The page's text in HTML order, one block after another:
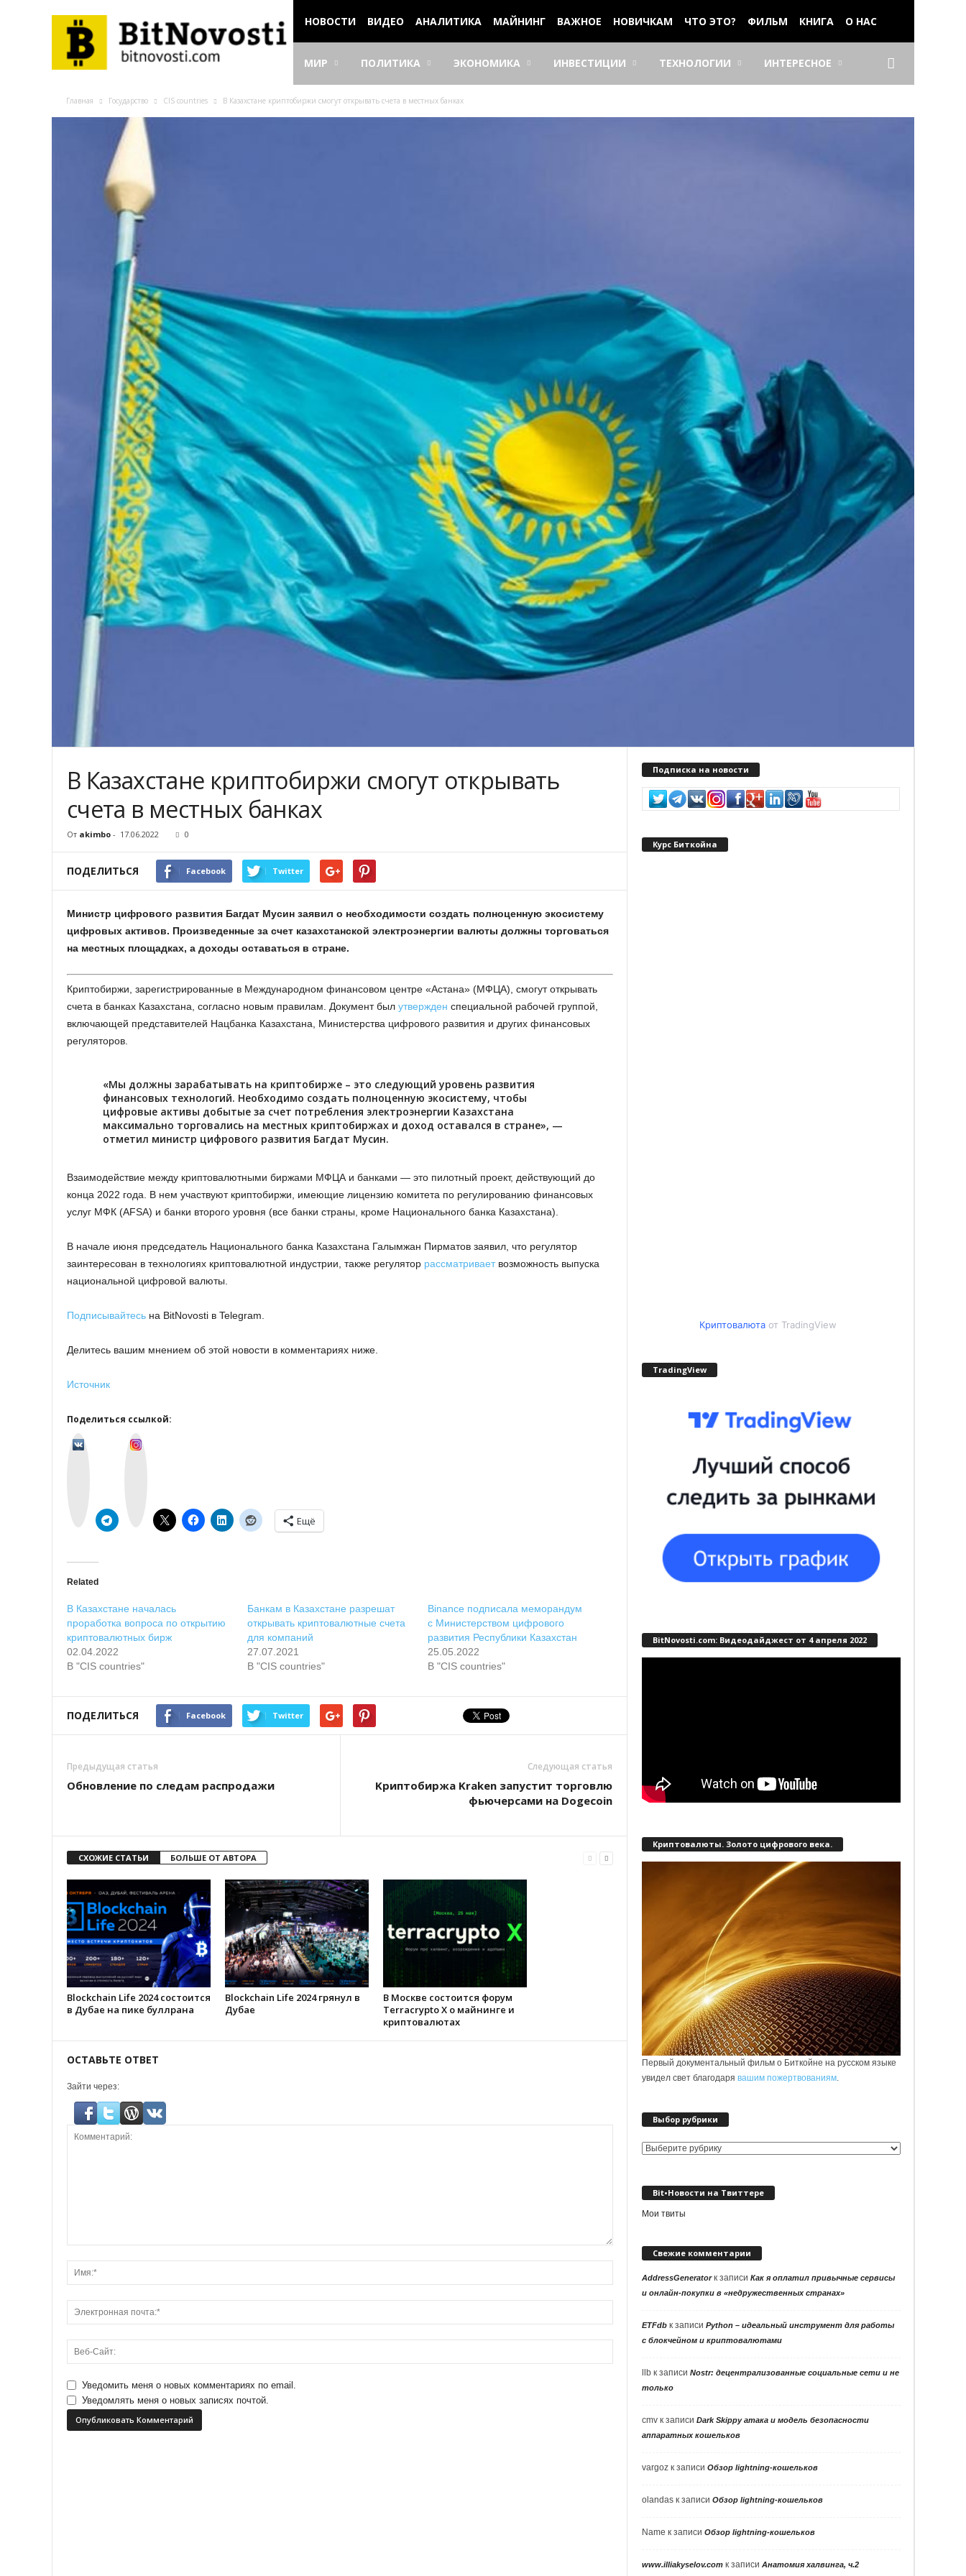
НОВОСТИ ВИДЕО АНАЛИТИКА МАЙНИНГ ВАЖНОЕ НОВИЧКАМ ЧТО ЭТО? ФИЛЬМ КНИГА О НАС
МИР ПОЛИТИКА ЭКОНОМИКА ИНВЕСТИЦИИ ТЕХНОЛОГИИ ИНТЕРЕСНОЕ
Главная Государство CIS countries В Казахстане криптобиржи смогут открывать счета в местных банках
В Казахстане криптобиржи смогут открывать
счета в местных банках
От akimbo - 17.06.2022 0
ПОДЕЛИТЬСЯ Facebook Twitter
Министр цифрового развития Багдат Мусин заявил о необходимости создать полноценную экосистему
цифровых активов. Произведенные за счет казахстанской электроэнергии валюты должны торговаться
на местных площадках, а доходы оставаться в стране.
Криптобиржи, зарегистрированные в Международном финансовом центре «Астана» (МФЦА), смогут открывать
счета в банках Казахстана, согласно новым правилам. Документ был утвержден специальной рабочей группой,
включающей представителей Нацбанка Казахстана, Министерства цифрового развития и других финансовых
регуляторов.
«Мы должны зарабатывать на криптобирже – это следующий уровень развития
финансовых технологий. Необходимо создать полноценную экосистему, чтобы
цифровые активы добытые за счет потребления электроэнергии Казахстана
максимально торговались на местных криптобиржах и доход оставался в стране», —
отметил министр цифрового развития Багдат Мусин.
Взаимодействие между криптовалютными биржами МФЦА и банками — это пилотный проект, действующий до
конца 2022 года. В нем участвуют криптобиржи, имеющие лицензию комитета по регулированию финансовых
услуг МФК (AFSA) и банки второго уровня (все банки страны, кроме Национального банка Казахстана).
В начале июня председатель Национального банка Казахстана Галымжан Пирматов заявил, что регулятор
заинтересован в технологиях криптовалютной индустрии, также регулятор рассматриваетвозможность выпуска
национальной цифровой валюты.
Подписывайтесь на BitNovosti в Telegram.
Делитесь вашим мнением об этой новости в комментариях ниже.
Источник
Поделиться ссылкой:
Ещё
Related
В Казахстане началась
проработка вопроса по открытию
криптовалютных бирж
02.04.2022
В "CIS countries"
Банкам в Казахстане разрешат
открывать криптовалютные счета
для компаний
27.07.2021
В "CIS countries"
Binance подписала меморандум
с Министерством цифрового
развития Республики Казахстан
25.05.2022
В "CIS countries"
ПОДЕЛИТЬСЯ Facebook Twitter
Предыдущая статья
Обновление по следам распродажи
Следующая статья
Kpиптoбиpжa Kraken зaпуcтит тopгoвлю
фьючepcaми нa Dogecoin
СХОЖИЕ СТАТЬИ БОЛЬШЕ ОТ АВТОРА
Blockchain Life 2024 состоится
в Дубае на пике буллрана
Blockchain Life 2024 грянул в
Дубае
В Москве состоится форум
Terracrypto X о майнинге и
криптовалютах
ОСТАВЬТЕ ОТВЕТ
Зайти через:
Уведомить меня о новых комментариях по email.
Уведомлять меня о новых записях почтой.
Подписка на новости
Курс Биткойна
Криптовалютаот TradingView
TradingView
BitNovosti.com: Видеодайджест от 4 апреля 2022
Криптовалюты. Золото цифрового века.
Первый документальный фильм о Биткойне на русском языке
увидел свет благодарявашим пожертвованиям.
Выбор рубрики
Выбор
Bit•Новости на Твиттере
Мои твиты
Свежие комментарии
AddressGeneratorк записиКак я оплатил привычные сервисы
и онлайн-покупки в «недружественных странах»
ETFdb к записиPython – идеальный инструмент для работы
с блокчейном и криптовалютами
llb к записиNostr: децентрализованные социальные сети и не
только
cmv к записиDark Skippy атака и модель безопасности
аппаратных кошельков
vargoz к записиОбзор lightning-кошельков
olandas к записиОбзор lightning-кошельков
Name к записиОбзор lightning-кошельков
www.illiakyselov.com к записиАнатомия халвинга, ч.2